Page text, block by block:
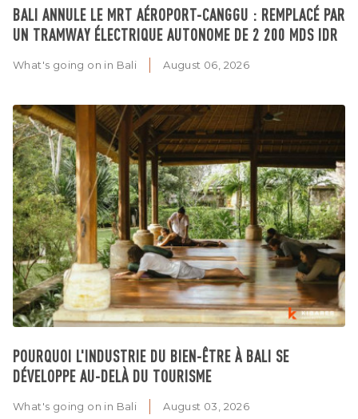
BALI ANNULE LE MRT AÉROPORT-CANGGU : REMPLACÉ PAR
UN TRAMWAY ÉLECTRIQUE AUTONOME DE 2 200 MDS IDR
What's going on in Bali August 06, 2026
POURQUOI L'INDUSTRIE DU BIEN-ÊTRE À BALI SE
DÉVELOPPE AU-DELÀ DU TOURISME
What's going on in Bali August 03, 2026